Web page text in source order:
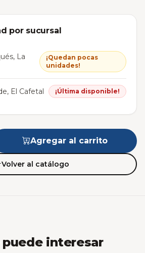
por sucursal
La
¡Quedan pocas
unidades!
El Cafetal ¡Última disponible!
Agregar al carrito
Volver al catálogo
interesar